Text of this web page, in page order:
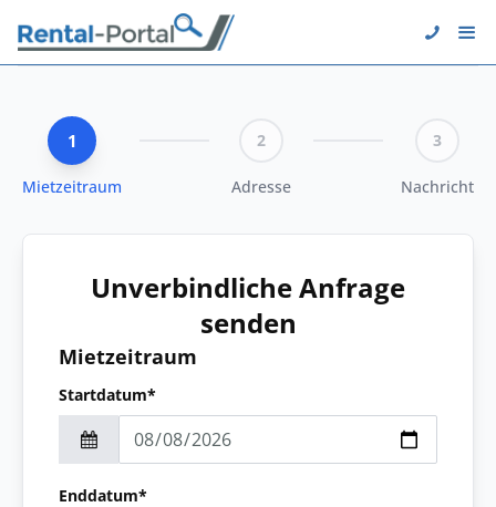
1
Mietzeitraum
2
Adresse
3
Nachricht
Unverbindliche Anfrage
senden
Mietzeitraum
Startdatum*
Enddatum*